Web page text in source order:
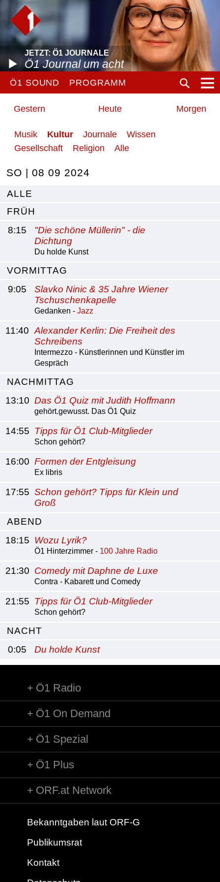
JETZT: Ö1 JOURNALE
Ö1 Journal um acht
Ö1 SOUND PROGRAMM
Gestern Heute Morgen
Musik Kultur Journale
Wissen
Gesellschaft
Religion Alle
SO | 08 09 2024
ALLE
FRÜH
8:15
"Die schöne Müllerin" - die
Dichtung
Du holde Kunst
VORMITTAG
9:05
Slavko Ninic & 35 Jahre Wiener
Tschuschenkapelle
Gedanken - Jazz
11:40 Alexander Kerlin: Die Freiheit des
Schreibens
Intermezzo - Künstlerinnen und Künstler im
Gespräch
NACHMITTAG
13:10 Das Ö1 Quiz mit Judith Hoffmann
gehört.gewusst. Das Ö1 Quiz
14:55 Tipps für Ö1 Club-Mitglieder
Schon gehört?
16:00 Formen der Entgleisung
Ex libris
17:55 Schon gehört? Tipps für Klein und
Groß
ABEND
18:15 Wozu Lyrik?
Ö1 Hinterzimmer - 100 Jahre Radio
21:30 Comedy mit Daphne de Luxe
Contra - Kabarett und Comedy
21:55 Tipps für Ö1 Club-Mitglieder
Schon gehört?
NACHT
0:05
Du holde Kunst
Ö1 Radio
Ö1 On Demand
Ö1 Spezial
Ö1 Plus
ORF.at Network
Bekanntgaben laut ORF-G
Publikumsrat
Kontakt